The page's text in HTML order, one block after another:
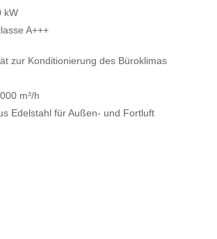
kW
A+++
zur Konditionierung des Büroklimas
m³/h
Edelstahl für Außen- und Fortluft